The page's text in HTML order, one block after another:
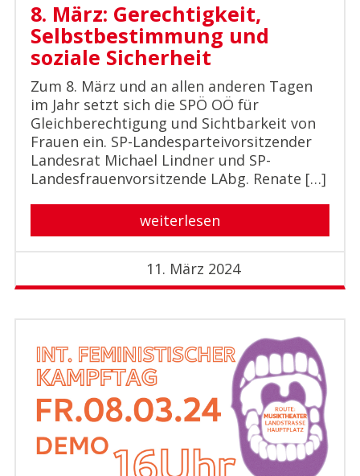
8. März: Gerechtigkeit,
Selbstbestimmung und
soziale Sicherheit
Zum 8. März und an allen anderen Tagen
im Jahr setzt sich die SPÖ OÖ für
Gleichberechtigung und Sichtbarkeit von
Frauen ein. SP-Landesparteivorsitzender
Landesrat Michael Lindner und SP-
Landesfrauenvorsitzende LAbg. Renate […]
weiterlesen
11. März 2024